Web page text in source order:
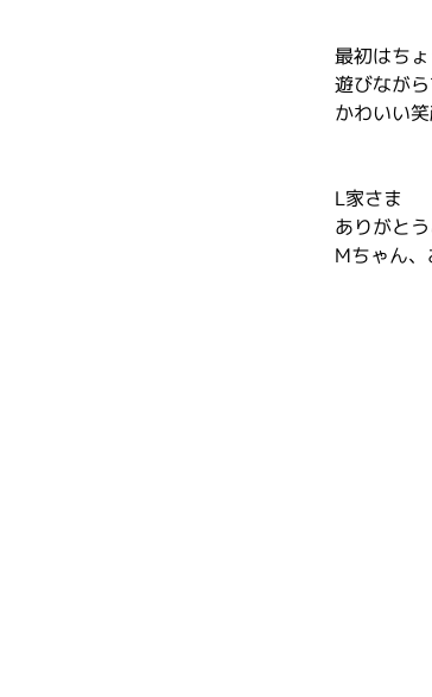
最初はち
遊びなが
かわいい
L家さま
ありがとう
Mちゃん、